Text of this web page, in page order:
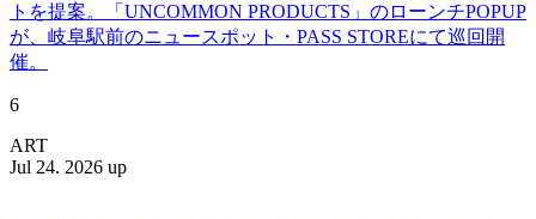
トを提案。「UNCOMMON PRODUCTS」のローンチPOPUP
が、岐阜駅前のニュースポット・PASS STOREにて巡回開
催。
6
ART
Jul 24. 2026 up